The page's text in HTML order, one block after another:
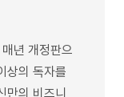
년 개정판으
상의 독자를
만의 비즈니